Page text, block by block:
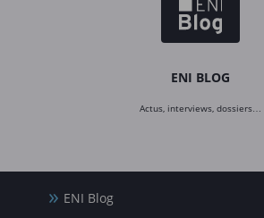
ENI BLOG
Actus, interviews, dossiers…
ENI Blog